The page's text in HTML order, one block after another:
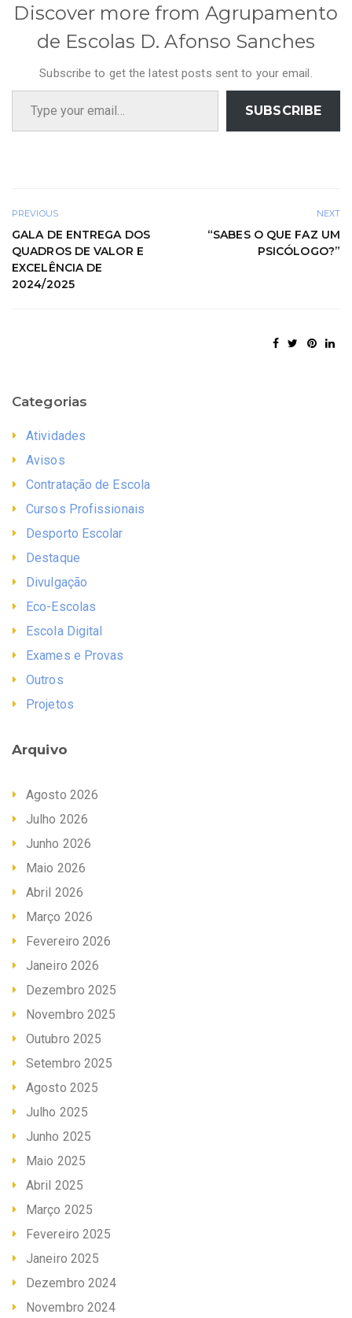
Discover more from Agrupamento
de Escolas D. Afonso Sanches
Subscribe to get the latest posts sent to your email.
Type your email…
SUBSCRIBE
PREVIOUS
GALA DE ENTREGA DOS
QUADROS DE VALOR E
EXCELÊNCIA DE
2024/2025
NEXT
“SABES O QUE FAZ UM
PSICÓLOGO?”
Categorias
Atividades
Avisos
Contratação de Escola
Cursos Profissionais
Desporto Escolar
Destaque
Divulgação
Eco-Escolas
Escola Digital
Exames e Provas
Outros
Projetos
Arquivo
Agosto 2026
Julho 2026
Junho 2026
Maio 2026
Abril 2026
Março 2026
Fevereiro 2026
Janeiro 2026
Dezembro 2025
Novembro 2025
Outubro 2025
Setembro 2025
Agosto 2025
Julho 2025
Junho 2025
Maio 2025
Abril 2025
Março 2025
Fevereiro 2025
Janeiro 2025
Dezembro 2024
Novembro 2024